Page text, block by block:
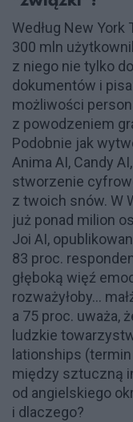
Według New York
300 mln
z niego nie tylko
dokumentów i
możliwości
z powodzeniem
Podobnie jak
Anima AI, Candy
stworzenie
z twoich snów. W
już ponad milion
Joi AI,
83 proc.
głęboką więź
rozważyłoby…
a 75 proc. uważa,
ludzkie
lationships
między sztuczną
od angielskiego
i dlaczego?